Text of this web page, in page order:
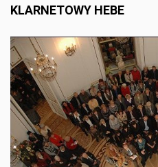
KLARNETOWY HEBE